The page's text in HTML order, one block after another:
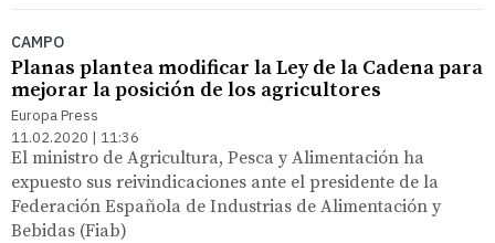
CAMPO
Planas plantea modificar la Ley de la Cadena para
mejorar la posición de los agricultores
Europa Press
11.02.2020 | 11:36
El ministro de Agricultura, Pesca y Alimentación ha
expuesto sus reivindicaciones ante el presidente de la
Federación Española de Industrias de Alimentación y
Bebidas (Fiab)